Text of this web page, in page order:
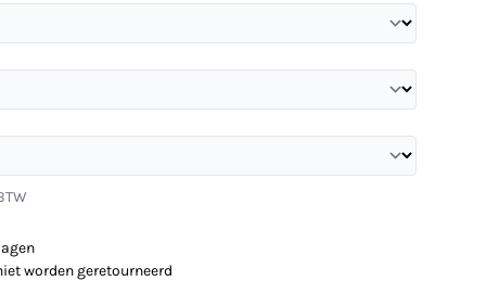
worden geretourneerd